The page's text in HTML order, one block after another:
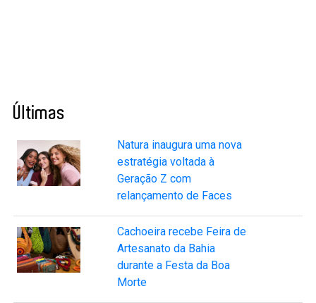
Últimas
Natura inaugura uma nova
estratégia voltada à
Geração Z com
relançamento de Faces
Cachoeira recebe Feira de
Artesanato da Bahia
durante a Festa da Boa
Morte